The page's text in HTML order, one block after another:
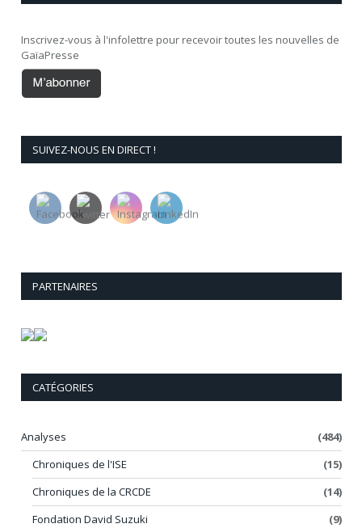
Inscrivez-vous à l'infolettre pour recevoir toutes les nouvelles de
GaïaPresse
SUIVEZ-NOUS EN DIRECT !
PARTENAIRES
CATÉGORIES
Analyses
(484)
Chroniques de l'ISE
(15)
Chroniques de la CRCDE
(14)
Fondation David Suzuki
(9)